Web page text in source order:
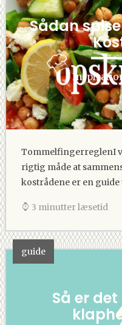
Sådan
TommelfingerreglenI
rigtig måde at
kostrådene er en guide
3 minutter læsetid
guide
Så er